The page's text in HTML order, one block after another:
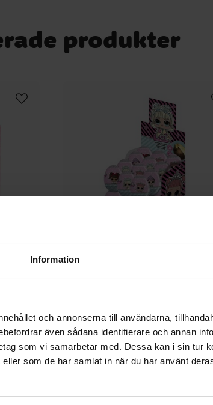
Information
och annonserna till användarna,
även sådana identifierare och annan
som vi samarbetar med. Dessa kan i sin tur
som de har samlat in när du har använt
produkter
LOL Surprise, Chokladägg
överraskning
KÖP
köpte även